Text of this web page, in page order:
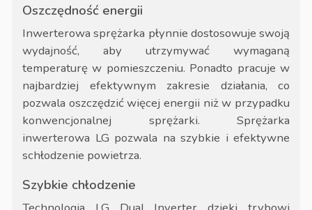
Oszczędność energii
Inwerterowa sprężarka płynnie dostosowuje swoją
wydajność, aby utrzymywać wymaganą
temperaturę w pomieszczeniu. Ponadto pracuje w
najbardziej efektywnym zakresie działania, co
pozwala oszczędzić więcej energii niż w przypadku
konwencjonalnej sprężarki. Sprężarka
inwerterowa LG pozwala na szybkie i efektywne
schłodzenie powietrza.
Szybkie chłodzenie